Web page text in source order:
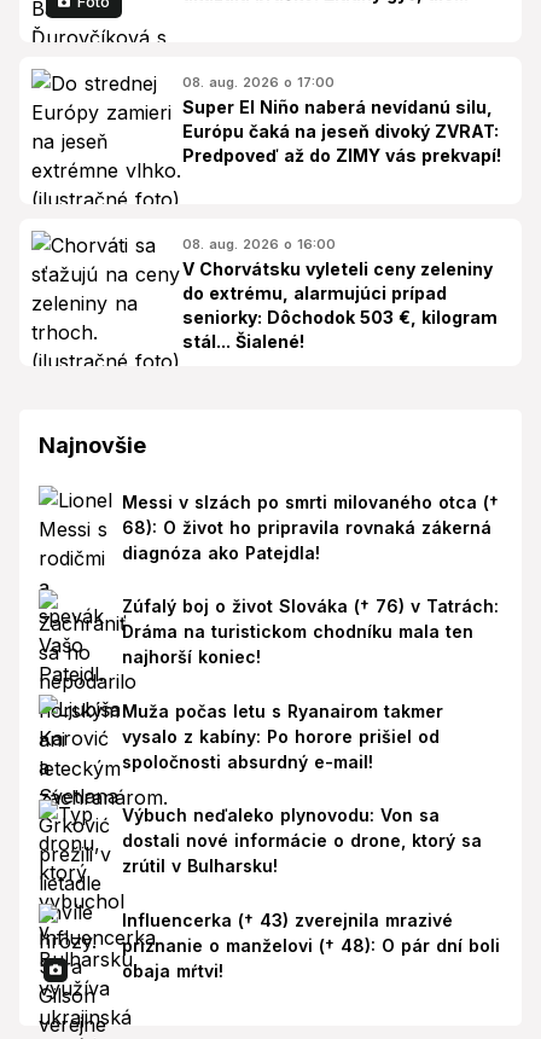
08. aug. 2026 o 17:00
Super El Niño naberá nevídanú silu,
Európu čaká na jeseň divoký ZVRAT:
Predpoveď až do ZIMY vás prekvapí!
08. aug. 2026 o 16:00
V Chorvátsku vyleteli ceny zeleniny
do extrému, alarmujúci prípad
seniorky: Dôchodok 503 €, kilogram
stál... Šialené!
Najnovšie
Messi v slzách po smrti milovaného otca (†
68): O život ho pripravila rovnaká zákerná
diagnóza ako Patejdla!
Zúfalý boj o život Slováka († 76) v Tatrách:
Dráma na turistickom chodníku mala ten
najhorší koniec!
Muža počas letu s Ryanairom takmer
vysalo z kabíny: Po horore prišiel od
spoločnosti absurdný e-mail!
Výbuch neďaleko plynovodu: Von sa
dostali nové informácie o drone, ktorý sa
zrútil v Bulharsku!
Influencerka († 43) zverejnila mrazivé
priznanie o manželovi († 48): O pár dní boli
obaja mŕtvi!